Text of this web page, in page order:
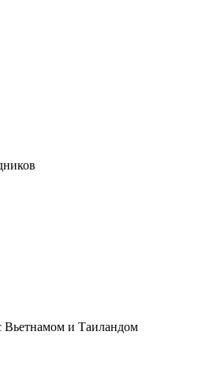
Вьетнамом и Таиландом